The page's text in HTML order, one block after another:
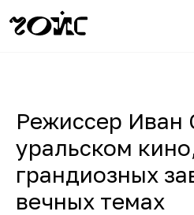
Режиссер Иван
уральском
грандиозных
вечных темах